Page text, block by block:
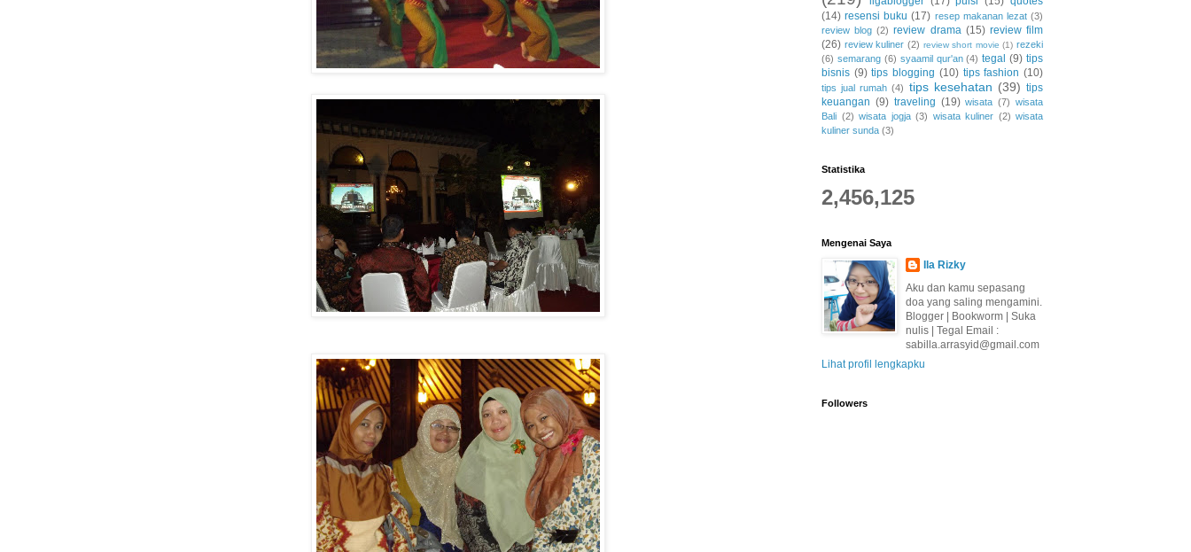
(14) resensi buku (17) resep makanan lezat (3)
review blog (2) review drama (15) review film
(26) review kuliner (2) review short movie (1) rezeki
(6) semarang (6) syaamil qur'an (4) tegal (9) tips
bisnis (9) tips blogging (10) tips fashion (10)
tips jual rumah (4) tips kesehatan (39) tips
keuangan (9) traveling (19) wisata (7) wisata
Bali (2) wisata jogja (3) wisata kuliner (2) wisata
kuliner sunda (3)
Statistika
2,456,125
Mengenai Saya
Ila Rizky
Aku dan kamu sepasang
doa yang saling mengamini.
Blogger | Bookworm | Suka
nulis | Tegal Email :
sabilla.arrasyid@gmail.com
Lihat profil lengkapku
Followers